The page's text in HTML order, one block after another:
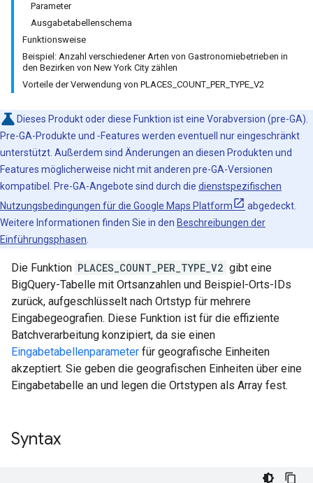
Parameter
Ausgabetabellenschema
Funktionsweise
Beispiel: Anzahl verschiedener Arten von Gastronomiebetrieben in
den Bezirken von New York City zählen
Vorteile der Verwendung von PLACES_COUNT_PER_TYPE_V2
Dieses Produkt oder diese Funktion ist eine Vorabversion (pre-GA).
Pre-GA-Produkte und ‑Features werden eventuell nur eingeschränkt
unterstützt. Außerdem sind Änderungen an diesen Produkten und
Features möglicherweise nicht mit anderen pre-GA-Versionen
kompatibel. Pre-GA-Angebote sind durch die dienstspezifischen
Nutzungsbedingungen für die Google Maps Platform
abgedeckt.
Weitere Informationen finden Sie in den Beschreibungen der
Einführungsphasen
Die Funktion PLACES_COUNT_PER_TYPE_V2 gibt eine
BigQuery-Tabelle mit Ortsanzahlen und Beispiel-Orts-IDs
zurück, aufgeschlüsselt nach Ortstyp für mehrere
Eingabegeografien. Diese Funktion ist für die effiziente
Batchverarbeitung konzipiert, da sie einen
Eingabetabellenparameter für geografische Einheiten
akzeptiert. Sie geben die geografischen Einheiten über eine
Eingabetabelle an und legen die Ortstypen als Array fest.
Syntax